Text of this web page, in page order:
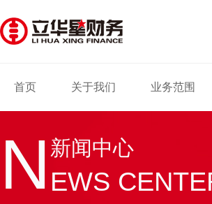
首页 关于我们 业务范围
N 新闻中心
EWS